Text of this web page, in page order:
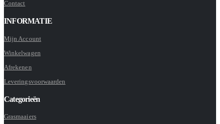
Contact
INFORMATIE
Mijn Account
Winkelwagen
Afrekenen
Leveringsvoorwaarden
Categorieën
Grasmaaiers